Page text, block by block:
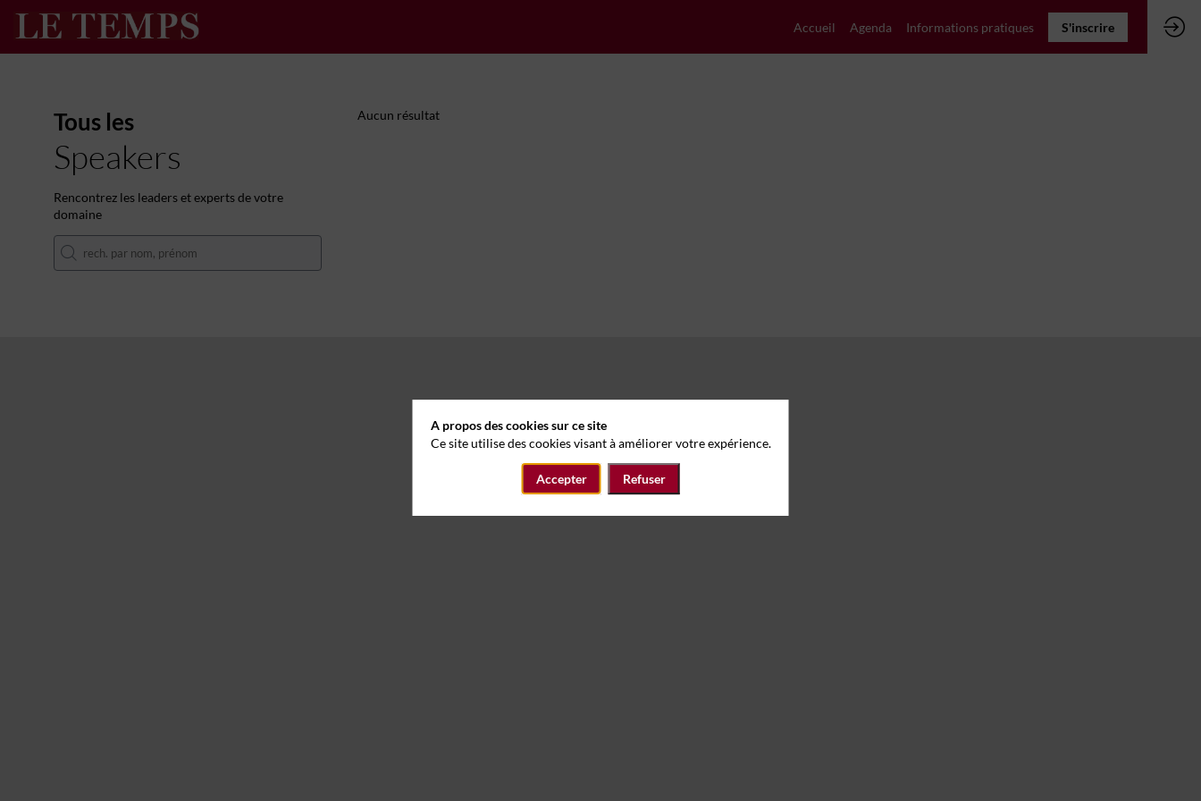
Accueil Agenda Informations pratiques S'inscrire
Tous les
Speakers
Rencontrez les leaders et experts de votre
domaine
Aucun résultat
A propos des cookies sur ce site
Ce site utilise des cookies visant à améliorer votre expérience.
Accepter Refuser